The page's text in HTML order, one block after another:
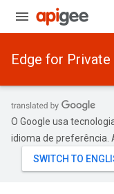
Edge for Private
O Google usa
idioma de preferência.